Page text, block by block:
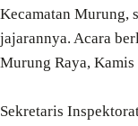
Kecamatan Murung,
jajarannya. Acara
Murung Raya,
Sekretaris